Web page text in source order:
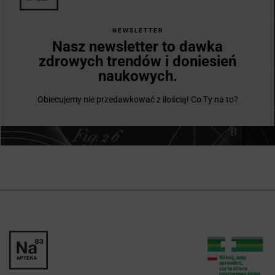
NEWSLETTER
Nasz newsletter to dawka
zdrowych trendów i doniesień
naukowych.
Obiecujemy nie przedawkować z ilością! Co Ty na to?